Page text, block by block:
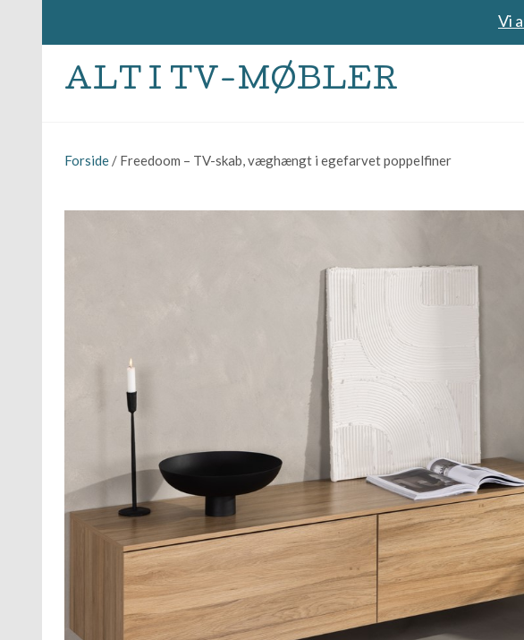
Vi
ALT I TV-MØBLER
Forside / Freedoom – TV-skab, væghængt i egefarvet poppelfiner